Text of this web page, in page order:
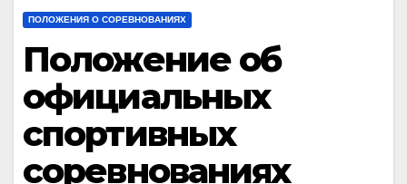
ПОЛОЖЕНИЯ О СОРЕВНОВАНИЯХ
Положение об
официальных
спортивных
соревнованиях